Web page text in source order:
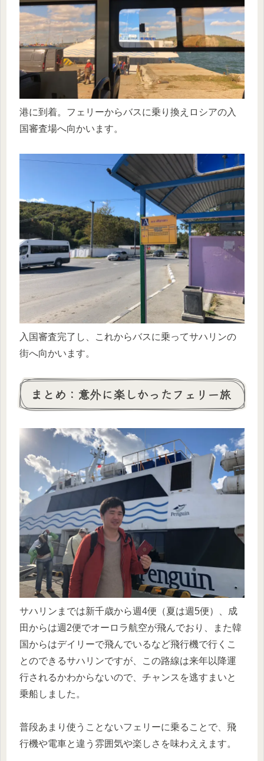
港に到着。フェリーからバスに乗り換えロシアの入
国審査場へ向かいます。
入国審査完了し、これからバスに乗ってサハリンの
街へ向かいます。
まとめ：意外に楽しかったフェリー旅
サハリンまでは新千歳から週4便（夏は週5便）、成
田からは週2便でオーロラ航空が飛んでおり、また韓
国からはデイリーで飛んでいるなど飛行機で行くこ
とのできるサハリンですが、この路線は来年以降運
行されるかわからないので、チャンスを逃すまいと
乗船しました。
普段あまり使うことないフェリーに乗ることで、飛
行機や電車と違う雰囲気や楽しさを味わええます。